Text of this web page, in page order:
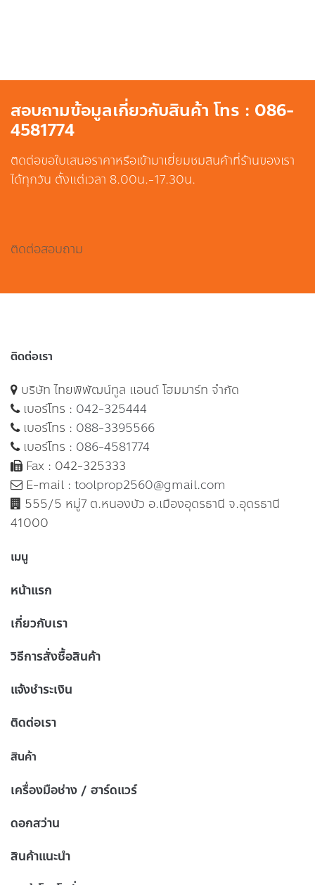
สอบถามข้อมูลเกี่ยวกับสินค้า โทร : 086-
4581774
ติดต่อขอใบเสนอราคาหรือเข้ามาเยี่ยมชมสินค้าที่ร้านของเรา
ได้ทุกวัน ตั้งแต่เวลา 8.00น.-17.30น.
ติดต่อสอบถาม
ติดต่อเรา
บริษัท ไทยพิพัฒน์ทูล แอนด์ โฮมมาร์ท จำกัด
เบอร์โทร : 042-325444
เบอร์โทร : 088-3395566
เบอร์โทร : 086-4581774
Fax : 042-325333
E-mail : toolprop2560@gmail.com
555/5 หมู่7 ต.หนองบัว อ.เมืองอุดรธานี จ.อุดรธานี
41000
เมนู
หน้าแรก
เกี่ยวกับเรา
วิธีการสั่งซื้อสินค้า
แจ้งชำระเงิน
ติดต่อเรา
สินค้า
เครื่องมือช่าง / ฮาร์ดแวร์
ดอกสว่าน
สินค้าแนะนำ